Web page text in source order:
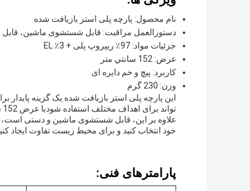
نام محصول: پارچه پلی استر بازیافت شده
دستورالعمل مراقبت: قابل شستشوی ماشین،
جزئیات مواد: 97٪ ریپروپ پلی + 3٪ EL
عرض: 152 سانتي متر
کاربرد: پیچ و خم دایره ای
وزن: 230 گرم
این پارچه پلی استر بازیافت شده یک گزینه
علاوه بر این، قابل شستشوی ماشین و دستی است،
خود انتخاب کنید و برای محیط زیست تفاوت ایجاد
پارامترهای فنی: